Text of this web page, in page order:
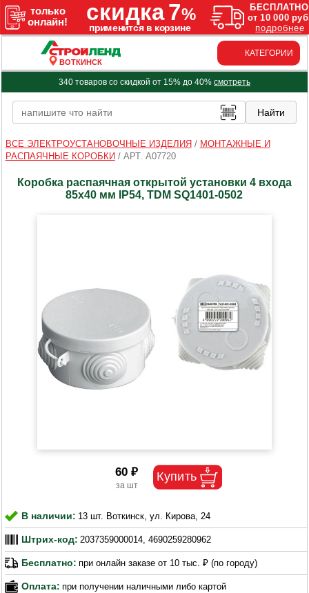
ВОТКИНСК
КАТЕГОРИИ
340 товаров со скидкой от 15% до 40% смотреть
ВСЕ ЭЛЕКТРОУСТАНОВОЧНЫЕ ИЗДЕЛИЯ / МОНТАЖНЫЕ И
РАСПАЯЧНЫЕ КОРОБКИ / АРТ. A07720
Коробка распаячная открытой установки 4 входа
85х40 мм IP54, TDM SQ1401-0502
60 ₽
В наличии: 13 шт. Воткинск, ул. Кирова, 24
Штрих-код: 2037359000014, 4690259280962
Бесплатно: при онлайн заказе от 10 тыс. ₽ (по городу)
Оплата: при получении наличными либо картой